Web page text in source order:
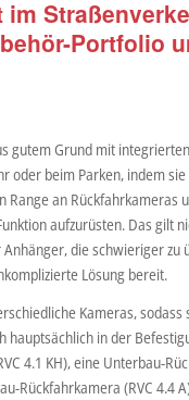
im
Portfolio
gutem Grund mit
oder beim Parken, indem
Range an
aufzurüsten. Das gilt
die schwieriger
Lösung bereit.
Kameras,
hauptsächlich in der
4.1 KH), eine Unterbau-
Rückfahrkamera (RVC 4.4